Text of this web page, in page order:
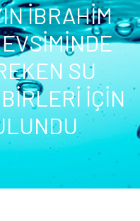
İBRAHİM
SU
İÇİN